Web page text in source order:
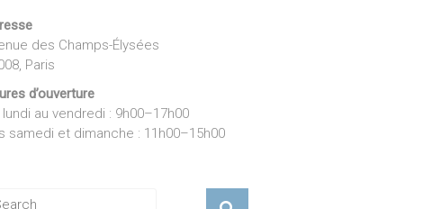
des Champs-Élysées
Paris
d’ouverture
lundi au vendredi : 9h00–17h00
samedi et dimanche : 11h00–15h00